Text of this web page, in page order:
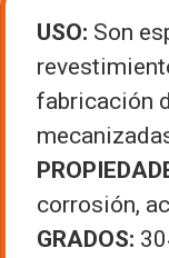
USO: Son
fabricación
corrosión,
GRADOS: